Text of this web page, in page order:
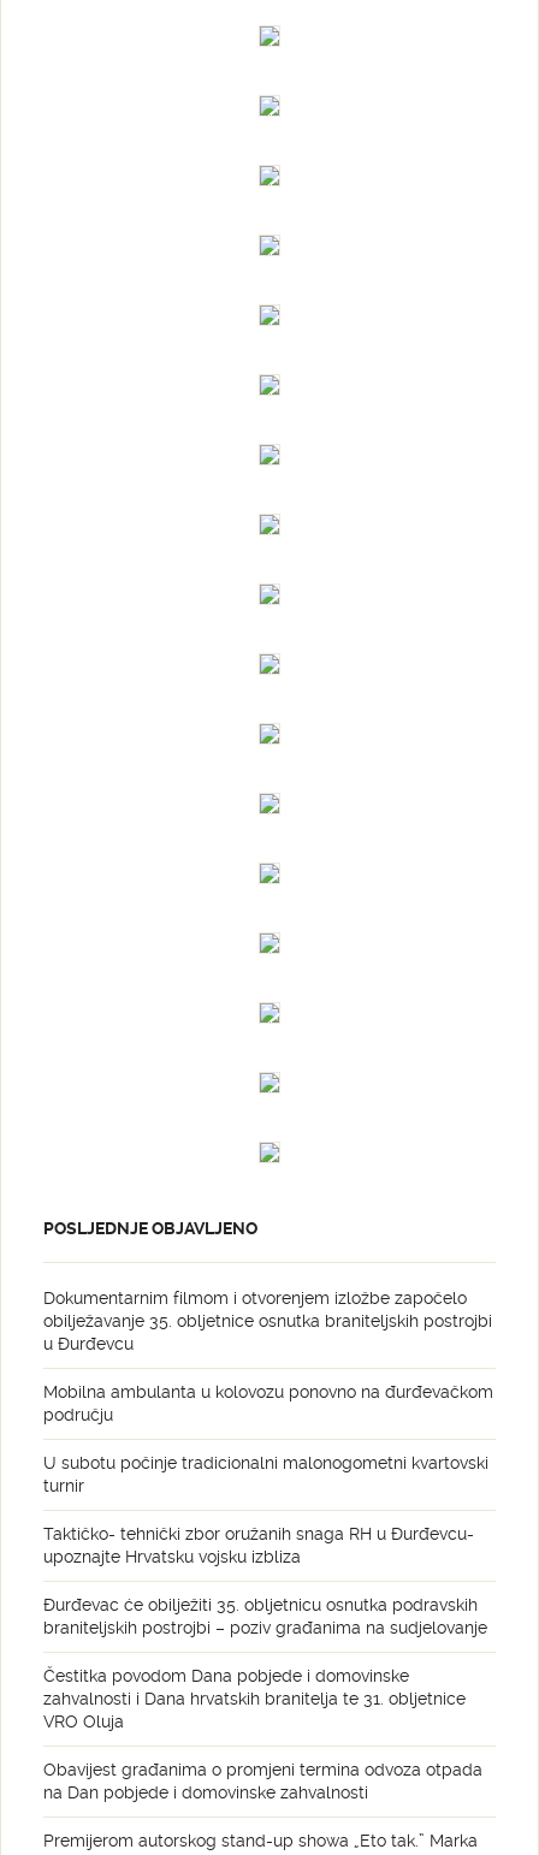
POSLJEDNJE OBJAVLJENO
Dokumentarnim filmom i otvorenjem izložbe započelo
obilježavanje 35. obljetnice osnutka braniteljskih postrojbi
u Đurđevcu
Mobilna ambulanta u kolovozu ponovno na đurđevačkom
području
U subotu počinje tradicionalni malonogometni kvartovski
turnir
Taktičko- tehnički zbor oružanih snaga RH u Đurđevcu-
upoznajte Hrvatsku vojsku izbliza
Đurđevac će obilježiti 35. obljetnicu osnutka podravskih
braniteljskih postrojbi – poziv građanima na sudjelovanje
Čestitka povodom Dana pobjede i domovinske
zahvalnosti i Dana hrvatskih branitelja te 31. obljetnice
VRO Oluja
Obavijest građanima o promjeni termina odvoza otpada
na Dan pobjede i domovinske zahvalnosti
Premijerom autorskog stand-up showa „Eto tak.” Marka